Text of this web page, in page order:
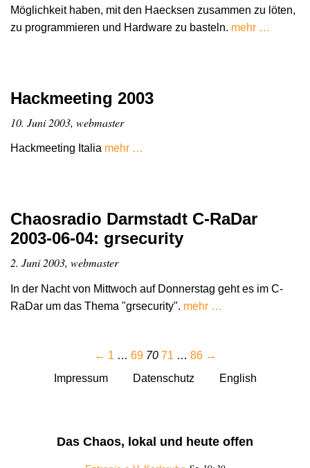
Möglichkeit haben, mit den Haecksen zusammen zu löten,
zu programmieren und Hardware zu basteln. mehr …
Hackmeeting 2003
10. Juni 2003, webmaster
Hackmeeting Italia mehr …
Chaosradio Darmstadt C-RaDar
2003-06-04: grsecurity
2. Juni 2003, webmaster
In der Nacht von Mittwoch auf Donnerstag geht es im C-
RaDar um das Thema "grsecurity". mehr …
← 1 … 69 70 71 … 86 →
Impressum
Datenschutz English
Das Chaos, lokal und heute offen